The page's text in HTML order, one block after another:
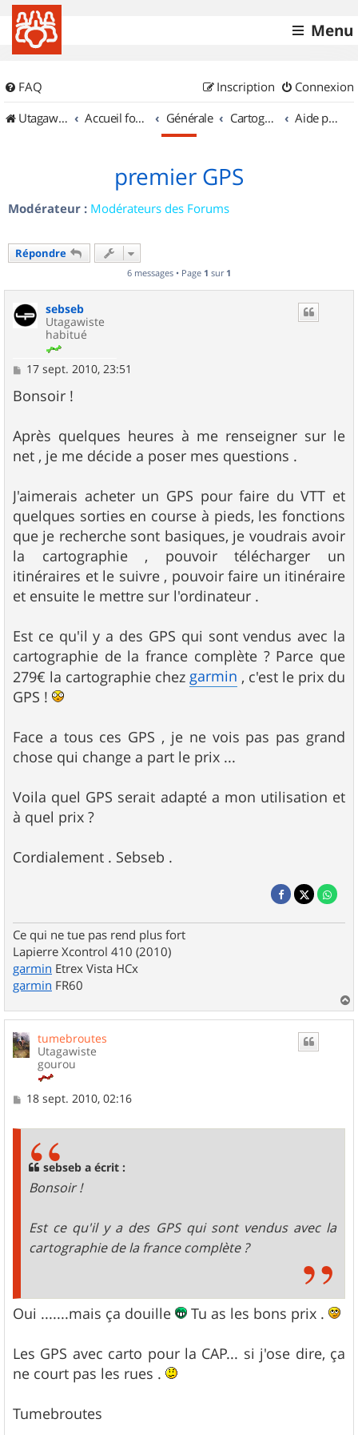
Menu
FAQ Connexion
Inscription
UtagawaVTT (Randos VTT et VTTAE avec traces GPS)
Accueil forum Générale Cartographie et GPS Aide pour l'achat d'un GPS
premier GPS
Modérateur : Modérateurs des Forums
Répondre
6 messages • Page 1 sur 1
sebseb
Utagawiste
habitué
M
s
s
g
e
17 sept. 2010, 23:51
Bonsoir !
Après quelques heures à me renseigner sur le
net , je me décide a poser mes questions .
J'aimerais acheter un GPS pour faire du VTT et
quelques sorties en course à pieds, les fonctions
que je recherche sont basiques, je voudrais avoir
la cartographie , pouvoir télécharger un
itinéraires et le suivre , pouvoir faire un itinéraire
et ensuite le mettre sur l'ordinateur .
Est ce qu'il y a des GPS qui sont vendus avec la
cartographie de la france complète ? Parce que
279€ la cartographie chez garmin , c'est le prix du
GPS !
Face a tous ces GPS , je ne vois pas pas grand
chose qui change a part le prix ...
Voila quel GPS serait adapté a mon utilisation et
à quel prix ?
Cordialement . Sebseb .
Ce qui ne tue pas rend plus fort
Lapierre Xcontrol 410 (2010)
garmin Etrex Vista HCx
garmin FR60
a
u
tumebroutes
Utagawiste
gourou
M18 sept. 2010, 02:16
sebseb a écrit :
Bonsoir !
Est ce qu'il y a des GPS qui sont vendus avec la
cartographie de la france complète ?
Oui .......mais ça douille Tu as les bons prix .
Les GPS avec carto pour la CAP... si j'ose dire, ça
ne court pas les rues .
Tumebroutes